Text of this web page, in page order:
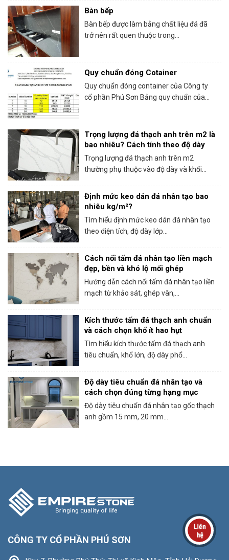
Bàn bếp
Bàn bếp được làm bằng chất liệu đá đã
trở nên rất quen thuộc trong...
Quy chuẩn đóng Cotainer
Quy chuẩn đóng container của Công ty
cổ phần Phú Sơn Bảng quy chuẩn của...
Trọng lượng đá thạch anh trên m2 là
bao nhiêu? Cách tính theo độ dày
Trọng lượng đá thạch anh trên m2
thường phụ thuộc vào độ dày và khối...
Định mức keo dán đá nhân tạo bao
nhiêu kg/m²?
Tìm hiểu định mức keo dán đá nhân tạo
theo diện tích, độ dày lớp...
Cách nối tấm đá nhân tạo liền mạch
đẹp, bền và khó lộ mối ghép
Hướng dẫn cách nối tấm đá nhân tạo liền
mạch từ khảo sát, ghép vân,...
Kích thước tấm đá thạch anh chuẩn
và cách chọn khổ ít hao hụt
Tìm hiểu kích thước tấm đá thạch anh
tiêu chuẩn, khổ lớn, độ dày phổ...
Độ dày tiêu chuẩn đá nhân tạo và
cách chọn đúng từng hạng mục
Độ dày tiêu chuẩn đá nhân tạo gốc thạch
anh gồm 15 mm, 20 mm...
CÔNG TY CỔ PHẦN PHÚ SƠN